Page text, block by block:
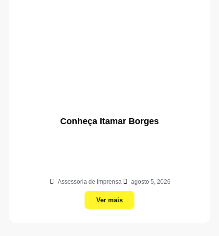
Conheça Itamar Borges
Assessoria de Imprensa agosto 5, 2026
Ver mais